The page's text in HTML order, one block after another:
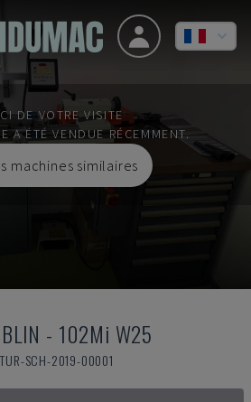
DE VOTRE VISITE
A ÉTÉ VENDUE RÉCEMMENT.
machines similaires
- 102Mi W25
SCH-2019-00001